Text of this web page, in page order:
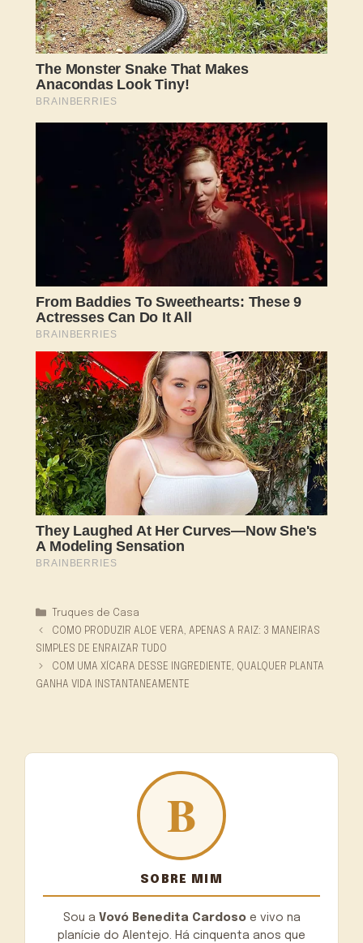
Categorias
Truques de Casa
COMO PRODUZIR ALOE VERA, APENAS A RAIZ: 3 MANEIRAS
SIMPLES DE ENRAIZAR TUDO
COM UMA XÍCARA DESSE INGREDIENTE, QUALQUER PLANTA
GANHA VIDA INSTANTANEAMENTE
SOBRE MIM
Sou a Vovó Benedita Cardosoe vivo na
planície do Alentejo. Há cinquenta anos que